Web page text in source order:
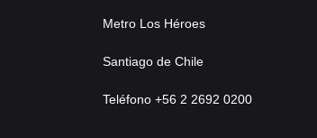
Metro Los Héroes
Santiago de Chile
Teléfono +56 2 2692 0200